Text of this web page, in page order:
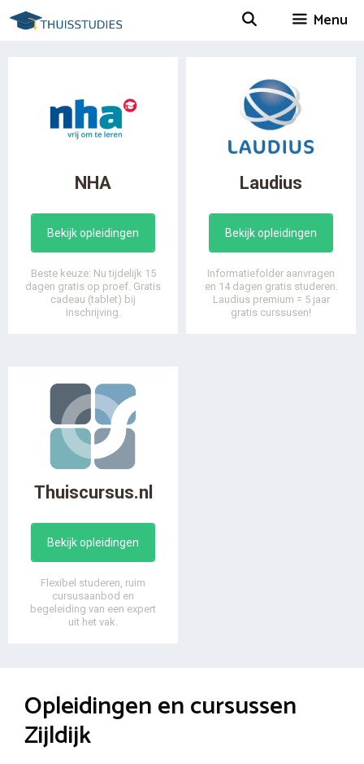
Spring
naar
Menu
NHA
Bekijk opleidingen
Beste keuze: Nu tijdelijk 15
dagen gratis op proef. Gratis
cadeau (tablet) bij
inschrijving.
Laudius
Bekijk opleidingen
Informatiefolder aanvragen
en 14 dagen gratis studeren.
Laudius premium = 5 jaar
gratis curssusen!
Thuiscursus.nl
Bekijk opleidingen
Flexibel studeren, ruim
cursusaanbod en
begeleiding van een expert
uit het vak.
Opleidingen en cursussen
Zijldijk